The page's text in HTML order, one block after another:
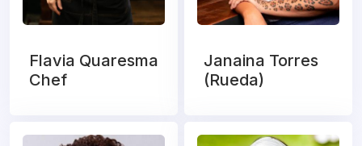
Flavia Quaresma
Chef
Janaina Torres
(Rueda)